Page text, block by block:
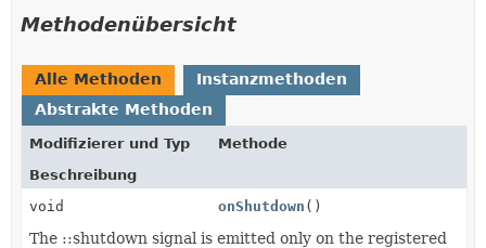
Methodenübersicht
Alle Methoden
Instanzmethoden
Abstrakte Methoden
Modifizierer und Typ
Methode
Beschreibung
void
onShutdown ()
The ::shutdown signal is emitted only on the registered